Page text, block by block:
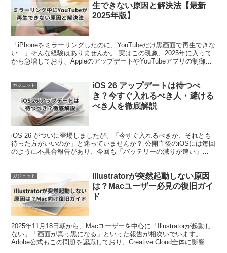
生できない原因と解決法【最新
2025年版】
「iPhoneをミラーリングしたのに、YouTubeだけ黒画面で再生できな
い…」そんな経験はありませんか。 実はこの現象、2025年に入って
から急増しており、AppleのアップデートやYouTubeアプリの制御強
ガジェット
iOS 26 アップデートは待つべ
き？今すぐ入れるべき人・避ける
べき人を徹底解説
iOS 26 がついに登場しましたが、「今すぐ入れるべきか、それとも
待った方がいいのか」と迷っていませんか？ 公開直後のiOSには毎回
のように不具合報告があり、今回も「バッテリーの減りが速い」
ガジェット
Illustratorが突然起動しない原因
は？Macユーザー必見の復旧ガイ
ド
2025年11月18日朝から、Macユーザーを中心に「Illustratorが起動し
ない」「画面が真っ黒になる」といった報告が相次いでいます。
Adobe公式もこの問題を認識しており、Creative Cloud全体に影響す